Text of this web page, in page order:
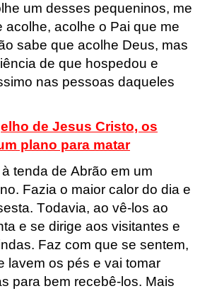
um desses pequeninos, me
acolhe, acolhe o Pai que me
sabe que acolhe Deus, mas
de que hospedou e
nas pessoas daqueles
de Jesus Cristo, os
plano para matar
tenda de Abrão em um
Fazia o maior calor do dia e
Todavia, ao vê-los ao
e se dirige aos visitantes e
Faz com que se sentem,
lavem os pés e vai tomar
para bem recebê-los. Mais